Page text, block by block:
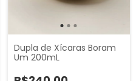
Dupla de Xícaras Boram
Um 200mL